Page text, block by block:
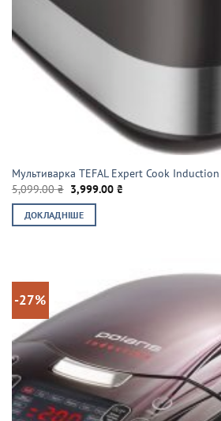
Мультиварка TEFAL Expert Cook
5,099.00₴ Оригінальна
ціна:
5,099.00 ₴.
3,999.00₴
ДОКЛАДНІШЕ
-27%